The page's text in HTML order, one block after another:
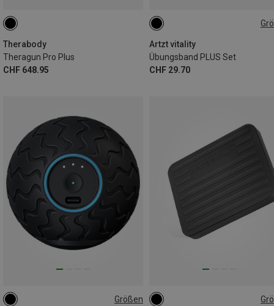
Therabody
Theragun Pro Plus
CHF 648.95
Artzt vitality
Übungsband PLUS Set
CHF 29.70
ONE SIZE
Größen
ONE SIZE ONE SIZE